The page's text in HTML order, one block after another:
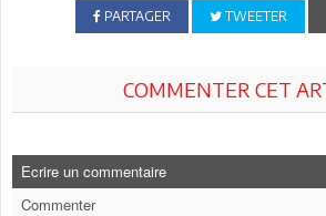
PARTAGER TWEETER
COMMENTER CET
Ecrire un commentaire
Commenter